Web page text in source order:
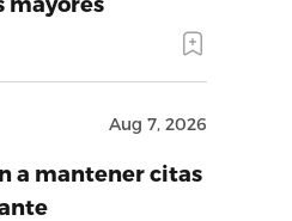
Aug 7, 2026
a mantener citas